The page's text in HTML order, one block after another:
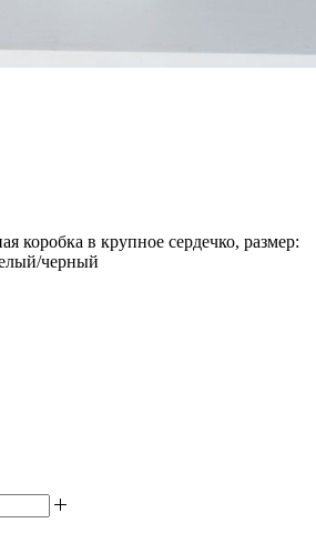
коробка в крупное сердечко, размер:
черный